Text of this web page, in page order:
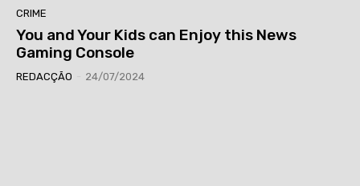
CRIME
You and Your Kids can Enjoy this News
Gaming Console
REDACÇÃO 24/07/2024